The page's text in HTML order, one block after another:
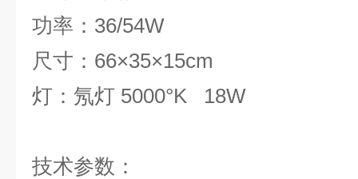
功率：36/54W
尺寸：66×35×15cm
灯：氖灯 5000°K 18W
技术参